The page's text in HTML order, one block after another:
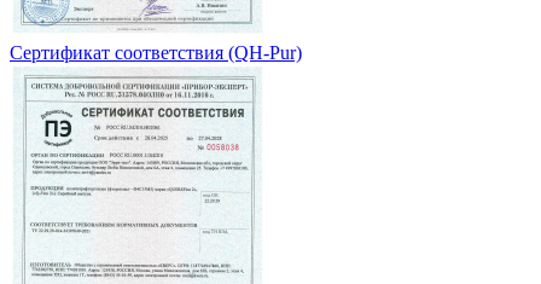
Сертификат соответствия (QH-Pur)